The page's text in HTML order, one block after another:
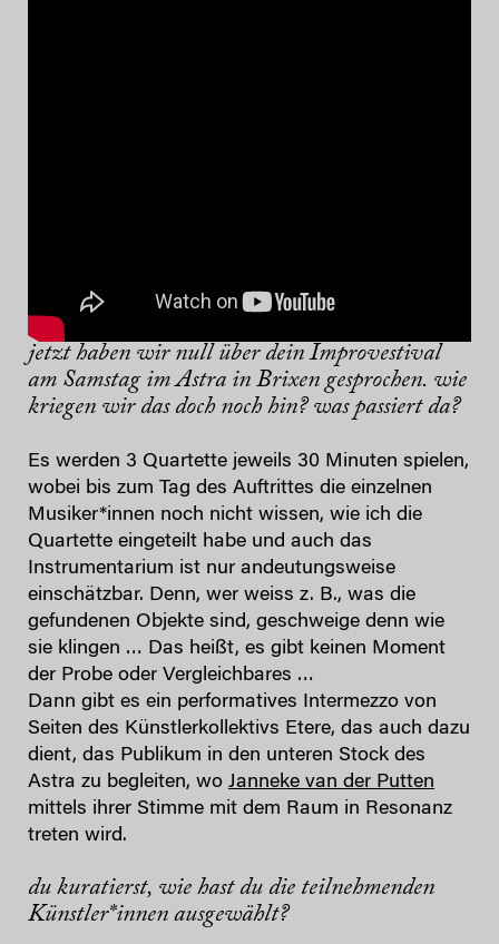
jetzt haben wir null über dein Improvestival
am Samstag im Astra in Brixen gesprochen. wie
kriegen wir das doch noch hin? was passiert da?
Es werden 3 Quartette jeweils 30 Minuten spielen,
wobei bis zum Tag des Auftrittes die einzelnen
Musiker*innen noch nicht wissen, wie ich die
Quartette eingeteilt habe und auch das
Instrumentarium ist nur andeutungsweise
einschätzbar. Denn, wer weiss z. B., was die
gefundenen Objekte sind, geschweige denn wie
sie klingen … Das heißt, es gibt keinen Moment
der Probe oder Vergleichbares …
Dann gibt es ein performatives Intermezzo von
Seiten des Künstlerkollektivs Etere, das auch dazu
dient, das Publikum in den unteren Stock des
Astra zu begleiten, wo Janneke van der Putten
mittels ihrer Stimme mit dem Raum in Resonanz
treten wird.
du kuratierst, wie hast du die teilnehmenden
Künstler*innen ausgewählt?